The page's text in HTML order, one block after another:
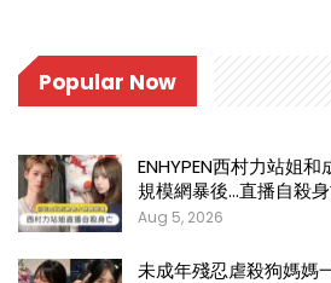
Popular Now
ENHYPEN西村力站姐
規模網暴後…直播自殺
Aug 5, 2026
未成年殘忍虐殺狗媽媽